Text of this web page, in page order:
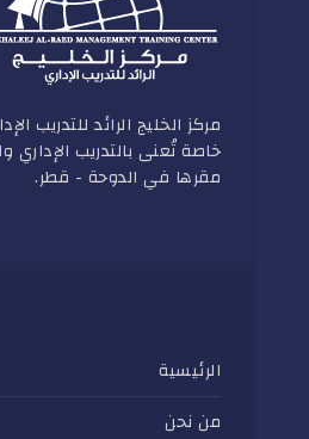
مركز الخليج الرائد للتدريب
خاصة تُعنى بالتدريب الإداري
مقرها في الدوحة - قطر.
الرئيسية
من نحن